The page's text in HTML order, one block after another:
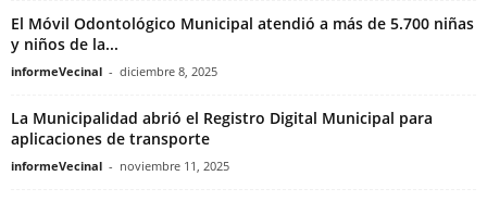
El Móvil Odontológico Municipal atendió a más de 5.700 niñas
y niños de la...
informeVecinal - diciembre 8, 2025
La Municipalidad abrió el Registro Digital Municipal para
aplicaciones de transporte
informeVecinal - noviembre 11, 2025